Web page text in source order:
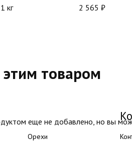
1 кг
2 565 ₽
товаром
еще не добавлено, но вы
Орехи